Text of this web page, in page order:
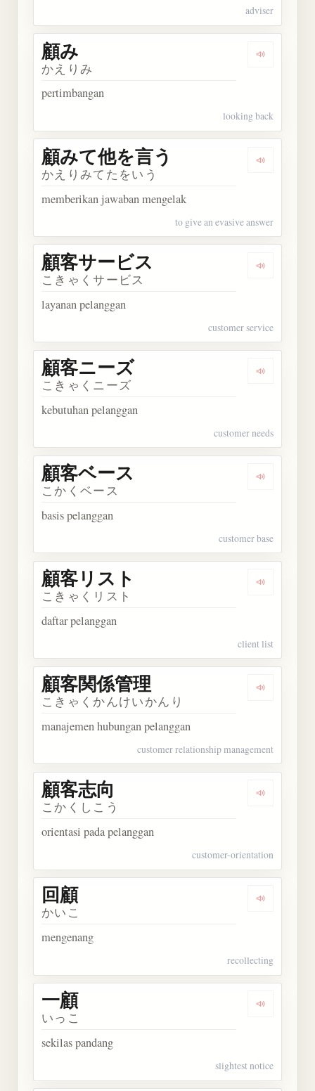
adviser
Dengarkan
顧み
かえりみ
pertimbangan
looking back
Dengarkan
顧みて他を言う
かえりみてたをいう
memberikan jawaban mengelak
to give an evasive answer
Dengarkan
顧客サービス
こきゃくサービス
layanan pelanggan
customer service
Dengarkan
顧客ニーズ
こきゃくニーズ
kebutuhan pelanggan
customer needs
Dengarkan
顧客ベース
こかくベース
basis pelanggan
customer base
Dengarkan
顧客リスト
こきゃくリスト
daftar pelanggan
client list
Dengarkan
顧客関係管理
こきゃくかんけいかんり
manajemen hubungan pelanggan
customer relationship management
Dengarkan
顧客志向
こかくしこう
orientasi pada pelanggan
customer-orientation
Dengarkan
回顧
かいこ
mengenang
recollecting
Dengarkan
一顧
いっこ
sekilas pandang
slightest notice